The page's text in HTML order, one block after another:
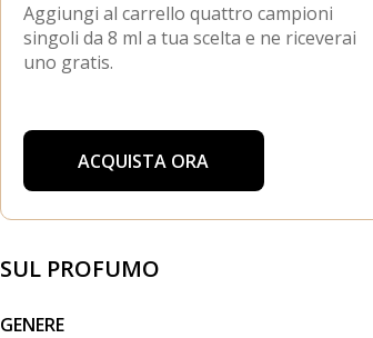
Aggiungi al carrello quattro campioni
singoli da 8 ml a tua scelta e ne riceverai
uno gratis.
ACQUISTA ORA
SUL PROFUMO
GENERE